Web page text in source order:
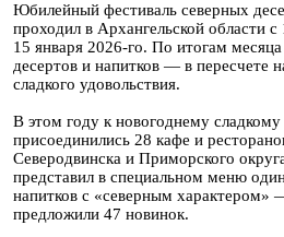
Юбилейный фестиваль северных
проходил в Архангельской области
15 января 2026-го. По итогам
десертов и напитков — в пересчете
сладкого удовольствия.
В этом году к новогоднему
присоединились 28 кафе и
Северодвинска и Приморского
представил в специальном меню
напитков с «северным характером»
предложили 47 новинок.